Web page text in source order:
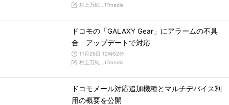
村上万純，ITmedia
ドコモの「GALAXY Gear」にアラームの不具
合 アップデートで対応
11月26日 12時52分
村上万純，ITmedia
ドコモメール対応追加機種とマルチデバイス利
用の概要を公開